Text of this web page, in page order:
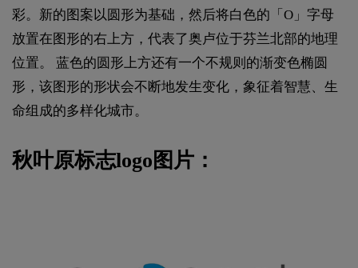
彩。新的图案以圆形为基础，然后将白色的「O」字母
放置在图形的右上方，代表了奥卢位于芬兰北部的地理
位置。 蓝色的圆形上方还有一个不规则的渐变色椭圆
形，该图形的形状会不断地发生变化，象征着智慧、生
命组成的多样化城市。
秋叶原标志logo图片：